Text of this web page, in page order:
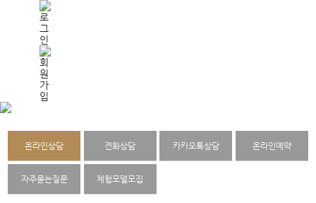
온라인상담 전화상담 카카오톡상담 온라인예약
자주묻는질문 체험모델모집